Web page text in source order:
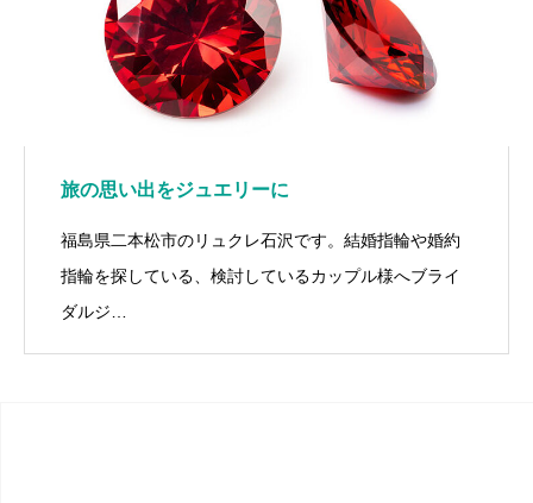
旅の思い出をジュエリーに
福島県二本松市のリュクレ石沢です。結婚指輪や婚約
指輪を探している、検討しているカップル様へブライ
ダルジ…